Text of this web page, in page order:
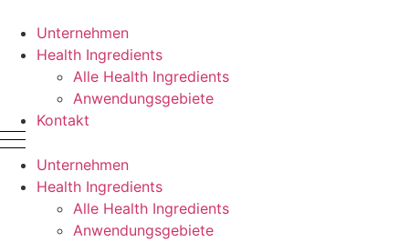
Inhalt
springen
Unternehmen
Health Ingredients
Alle Health Ingredients
Anwendungsgebiete
Kontakt
Unternehmen
Health Ingredients
Alle Health Ingredients
Anwendungsgebiete